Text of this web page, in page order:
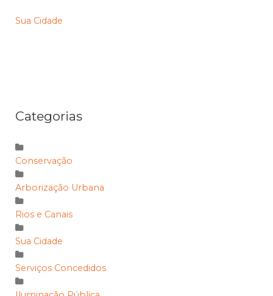
Sua Cidade
Categorias
Conservação
Arborização Urbana
Rios e Canais
Sua Cidade
Serviços Concedidos